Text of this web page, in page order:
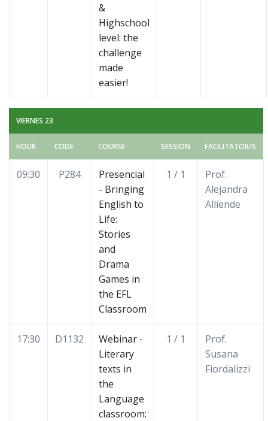
&
Highschool
level: the
challenge
made
easier!
VIERNES 23
HOUR CODE COURSE SESSION FACILITATOR/S
09:30 P284
Presencial
- Bringing
English to
Life:
Stories
and
Drama
Games in
the EFL
Classroom
1 / 1
Prof.
Alejandra
Alliende
17:30 D1132
Webinar -
Literary
texts in
the
Language
classroom:
1 / 1
Prof.
Susana
Fiordalizzi